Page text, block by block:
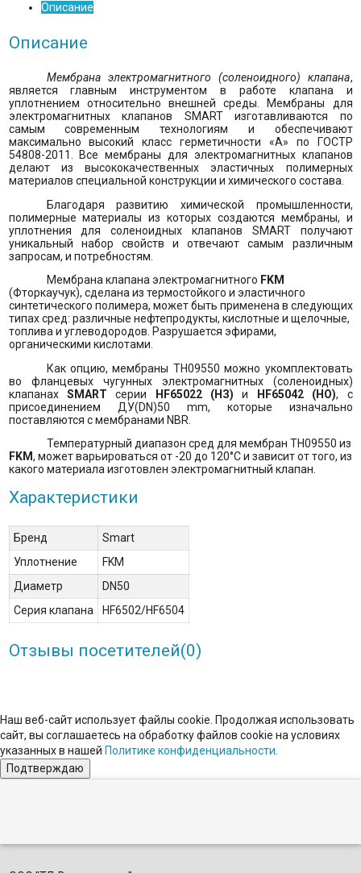
Описание
Описание
Мембрана электромагнитного (соленоидного) клапана,
является главным инструментом в работе клапана и
уплотнением относительно внешней среды. Мембраны для
электромагнитных клапанов SMARTизготавливаются по
самым современным технологиям и обеспечивают
максимально высокий класс герметичности «А» по ГОСТР
54808-2011. Все мембраны для электромагнитных клапанов
делают из высококачественных эластичных полимерных
материалов специальной конструкции и химического состава.
Благодаря развитию химической промышленности,
полимерные материалы из которых создаются мембраны, и
уплотнения для соленоидных клапанов SMARTполучают
уникальный набор свойств и отвечают самым различным
запросам, и потребностям.
Мембрана клапана электромагнитного FKM
(Фторкаучук), сделана из термостойкого и эластичного
синтетического полимера, может быть применена в следующих
типах сред: различные нефтепродукты, кислотные и щелочные,
топлива и углеводородов. Разрушается эфирами,
органическими кислотами
Как опцию, мембраны TH09550 можно укомплектовать
во фланцевых чугунных электромагнитных (соленоидных)
клапанах SMART серии HF65022 (НЗ)и HF65042 (НО), с
присоединением ДУ(DN)50 mm, которые изначально
поставляются с мембранами NBR
Температурный диапазон сред для мембран TH09550 из
FKM, может варьироваться от -20 до 120°Cи зависит от того, из
какого материала изготовлен электромагнитный клапан.
Характеристики
Бренд
Smart
Уплотнение
FKM
Диаметр
DN50
Серия клапана
HF6502/HF6504
Отзывы посетителей(0)
Наш веб-сайт использует файлы cookie. Продолжая использовать
сайт, вы соглашаетесь на обработку файлов сookie на условиях
указанных в нашей Политике конфиденциальности.
Подтверждаю